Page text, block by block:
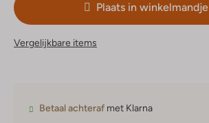
Plaats in winkelmandje
Vergelijkbare items
Betaal achteraf met Klarna